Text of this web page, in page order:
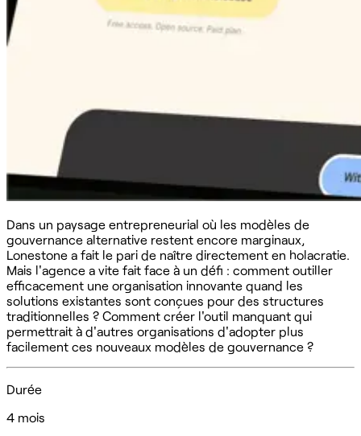
Dans un paysage entrepreneurial où les modèles de
gouvernance alternative restent encore marginaux,
Lonestone a fait le pari de naître directement en holacratie.
Mais l'agence a vite fait face à un défi : comment outiller
efficacement une organisation innovante quand les
solutions existantes sont conçues pour des structures
traditionnelles ? Comment créer l'outil manquant qui
permettrait à d'autres organisations d'adopter plus
facilement ces nouveaux modèles de gouvernance ?
Durée
4 mois